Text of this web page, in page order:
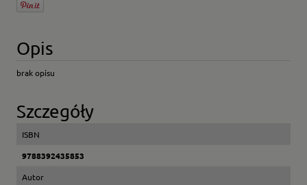
Opis
brak opisu
Szczegóły
ISBN
9788392435853
Autor